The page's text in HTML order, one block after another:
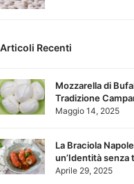
Articoli Recenti
Mozzarella di
Tradizione
Maggio 14, 2025
La Braciola
un’Identità senza
Aprile 29, 2025